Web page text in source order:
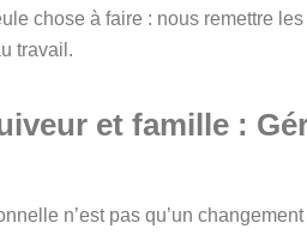
chose à faire : nous remettre
travail.
et famille :
n’est pas qu’un